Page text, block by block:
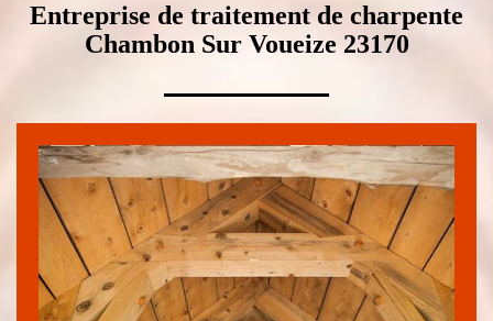
Entreprise de traitement de charpente
Chambon Sur Voueize 23170